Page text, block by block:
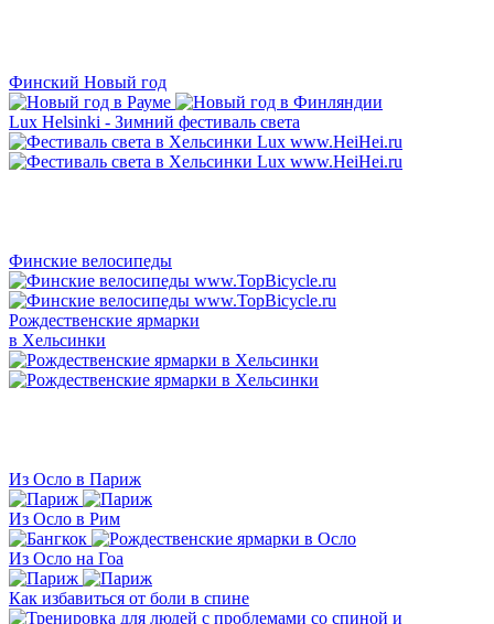
Финский Новый год
Lux Helsinki - Зимний фестиваль света
Финские велосипеды
Рождественские ярмарки
в Хельсинки
Из Осло в Париж
Из Осло в Рим
Из Осло на Гоа
Как избавиться от боли в спине